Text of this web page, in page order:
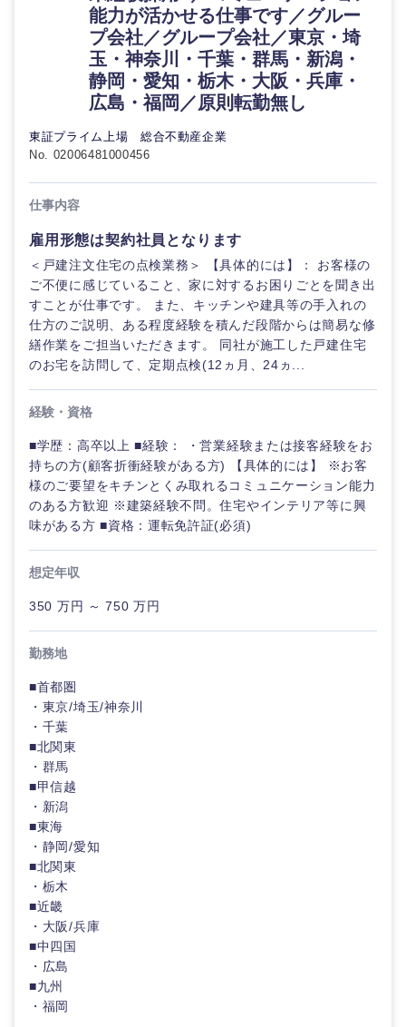
東海地方
愛知県
能力が活かせる仕事です／グルー
プ会社／グループ会社／東京・埼
玉・神奈川・千葉・群馬・新潟・
静岡・愛知・栃木・大阪・兵庫・
広島・福岡／原則転勤無し
東証プライム上場 総合不動産企業
No. 02006481000456
仕事内容
雇用形態は契約社員となります
＜戸建注文住宅の点検業務＞ 【具体的には】： お客様の
ご不便に感じていること、家に対するお困りごとを聞き出
すことが仕事です。 また、キッチンや建具等の手入れの
仕方のご説明、ある程度経験を積んだ段階からは簡易な修
繕作業をご担当いただきます。 同社が施工した戸建住宅
のお宅を訪問して、定期点検(12ヵ月、24ヵ...
経験・資格
■学歴：高卒以上 ■経験： ・営業経験または接客経験をお
持ちの方(顧客折衝経験がある方) 【具体的には】 ※お客
様のご要望をキチンとくみ取れるコミュニケーション能力
のある方歓迎 ※建築経験不問。住宅やインテリア等に興
味がある方 ■資格：運転免許証(必須)
想定年収
350 万円 ～ 750 万円
勤務地
■首都圏
・東京/埼玉/神奈川
・千葉
■北関東
・群馬
■甲信越
・新潟
■東海
・静岡/愛知
■北関東
・栃木
■近畿
・大阪/兵庫
■中四国
・広島
■九州
・福岡